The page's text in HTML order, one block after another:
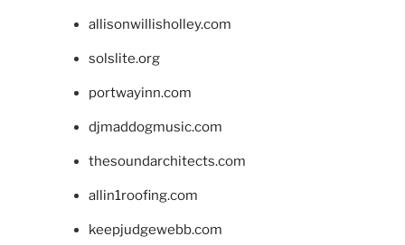
allisonwillisholley.com
solslite.org
portwayinn.com
djmaddogmusic.com
thesoundarchitects.com
allin1roofing.com
keepjudgewebb.com